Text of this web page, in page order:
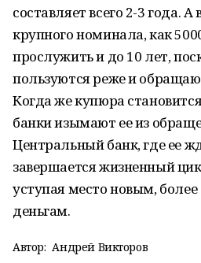
составляет всего 2-3 года.
крупного номинала, как
прослужить и до 10 лет,
пользуются реже и
Когда же купюра
банки изымают ее из
Центральный банк, где ее
завершается жизненный
уступая место новым,
деньгам.
Автор: Андрей Викторов